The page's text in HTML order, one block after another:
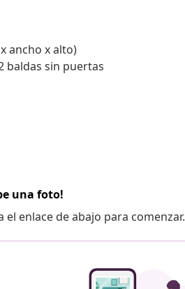
ancho x alto)
baldas sin puertas
una foto!
enlace de abajo para comenzar.